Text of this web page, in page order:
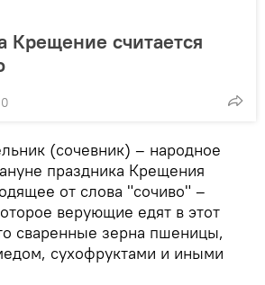
Крещение считается
(сочевник) – народное
праздника Крещения
от слова "сочиво" –
верующие едят в этот
сваренные зерна пшеницы,
сухофруктами и иными